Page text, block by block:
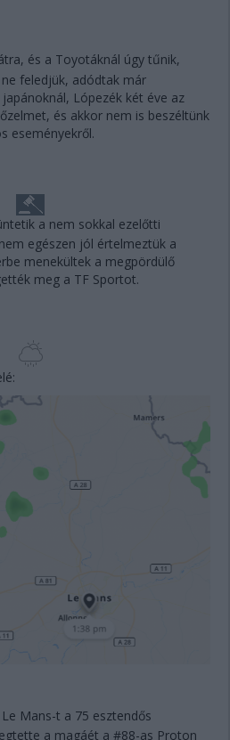
és a Toyotáknál úgy tűnik,
feledjük, adódtak már
Lópezék két éve az
és akkor nem is beszéltünk
eseményekről.
a nem sokkal ezelőtti
egészen jól értelmeztük a
menekültek a megpördülő
meg a TF Sportot.
Mans-t a 75 esztendős
a magáét a #88-as Proton